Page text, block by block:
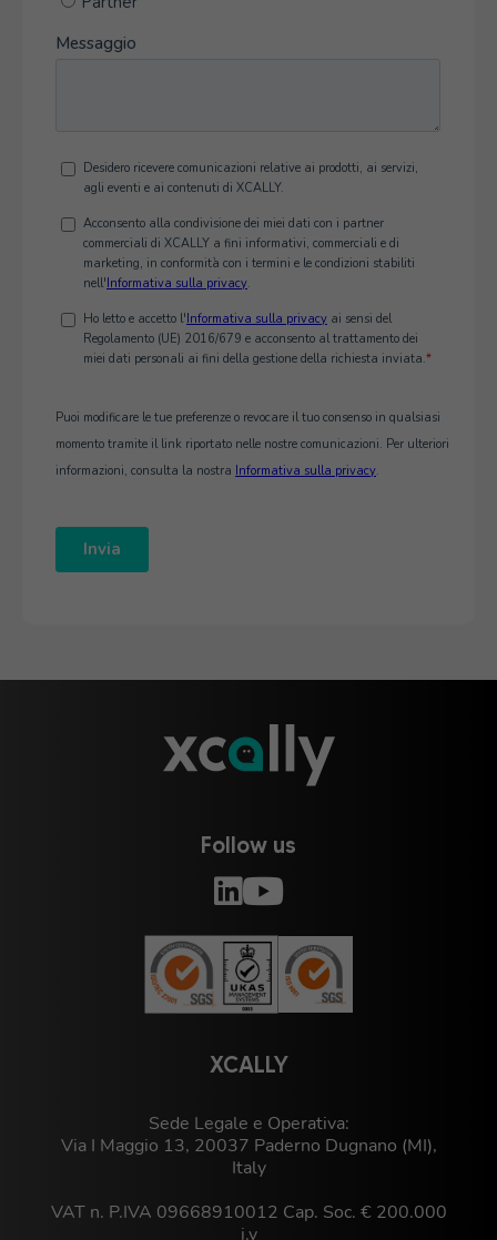
XCALLY
Sede Legale e Operativa:
Via I Maggio 13, 20037 Paderno Dugnano (MI),
Italy
VAT n. P.IVA 09668910012 Cap. Soc. € 200.000
i.v
Follow us